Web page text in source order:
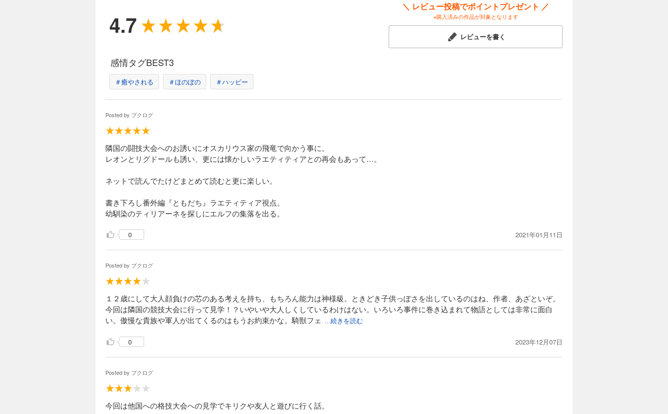
魔法使いで引きこもり？１２ ～モフモフと楽しむ夏休みの南国観光～
魔法学院ではもうすぐ待望の夏休み。シウは以前からキリクとの旅行を予定していたところ、休み前の最後の授業
で級友のアマリアが休学してしまったという話を耳にする。彼女は貴族の社交界であらぬ噂を立てられた心労から
外へ出ることもできなくなっていたのだ。シウは少しでも彼女の助けになればと思い、旅行に誘うことに。そして
アマリアや友人たちと共に南国フェデラルにやってきたシウ一行は、観光の目玉であるレースやサーカスを楽しむ
のだった。そんな中、シウはこの旅行に乗じて”ある計画”を進めていく――。大人気異世界スローライフ物語、第
したことも相まって、シウとアマリアは一部の貴族生徒から目の敵にされるようになっていた。そんなある日シウ
はヒルデガルドと偶然鉢合わせ口論となってしまう。その場を何とかやり過ごしたシウは騒動の最中に、ヒルデガ
世界スローライフ物語、第13弾！
1,485円 (税込)
長かった夏が終わり、季節が秋へと移り変わる頃。シーカー魔法学院では、生徒会長ティベリオの発案により初め
やわんやの大忙しで……!? 大人気異世界スローライフ物語、第14弾！
年の瀬も迫った山眠るの月。シウは友人のガルエラドと共に、彼の故郷である竜人族の里へとやってきた。シウは
そこで里の人々に農業を教え、かわりに彼らが受け継いできた歴史を教えてもらうことに。そんな中、人と交わっ
て生きることを選んだハイエルフの一族である”ゲハイムニスドルフ”の使者が魔獣に襲われたとの知らせを受け
る。彼らを襲ったのは猿型の魔獣だった。しかも普段は単独行動を好む魔獣たちがなぜか集団で襲い掛かる。統率
試し読み
4.7
＼ レビュー投稿でポイントプレゼント ／
※購入済みの作品が対象となります
レビューを書く
感情タグBEST3
＃癒やされる ＃ほのぼの ＃ハッピー
Posted by ブクログ
隣国の闘技大会へのお誘いにオスカリウス家の飛竜で向かう事に。
レオンとリグドールも誘い、更には懐かしいラエティティアとの再会もあって…。
ネットで読んでたけどまとめて読むと更に楽しい。
書き下ろし番外編『ともだち』ラエティティア視点。
幼馴染のティリアーネを探しにエルフの集落を出る。
0 2021年01月11日
Posted by ブクログ
１２歳にして大人顔負けの芯のある考えを持ち、もちろん能力は神様級。ときどき子供っぽさを出しているのはね、作者、あざといぞ。
今回は隣国の競技大会に行って見学！？いやいや大人しくしているわけはない。いろいろ事件に巻き込まれて物語としては非常に面白
い。傲慢な貴族や軍人が出てくるのはもうお約束かな。騎獣フェ
...続きを読む
0 2023年12月07日
Posted by ブクログ
今回は他国への格技大会への見学でキリクや友人と遊びに行く話。